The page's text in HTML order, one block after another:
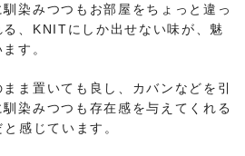
染みつつもお部屋をちょっと違っ
、KNITにしか出せない味が、魅
す。
ま置いても良し、カバンなどを引
染みつつも存在感を与えてくれる
感じています。